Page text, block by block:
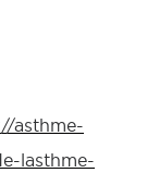
asthme-
lasthme-